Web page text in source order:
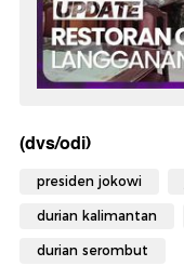
(dvs/odi)
presiden jokowi
durian kalimantan
durian serombut